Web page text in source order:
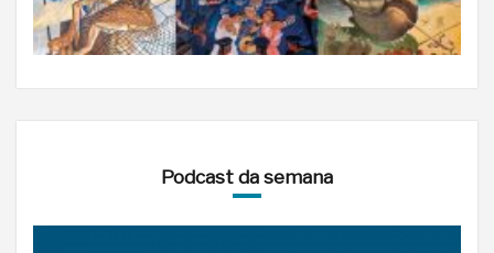
Podcast da semana